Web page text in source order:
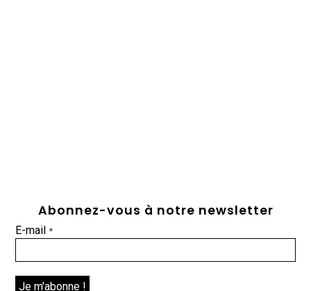
Abonnez-vous à notre newsletter
E-mail*